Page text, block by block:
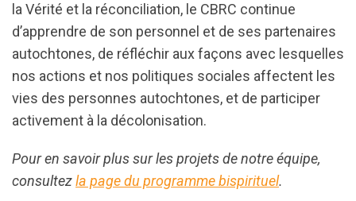
la Vérité et la réconciliation, le CBRC continue
d’apprendre de son personnel et de ses partenaires
autochtones, de réfléchir aux façons avec lesquelles
nos actions et nos politiques sociales affectent les
vies des personnes autochtones, et de participer
activement à la décolonisation.
Pour en savoir plus sur les projets de notre équipe,
consultezla page du programme bispirituel.